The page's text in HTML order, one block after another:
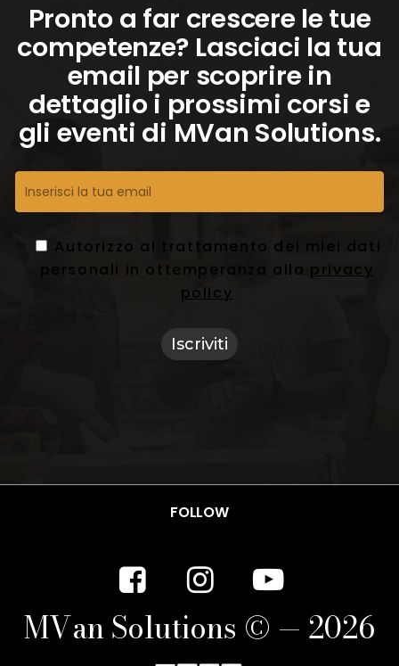
Pronto a far crescere le tue
competenze? Lasciaci la tua
email per scoprire in
dettaglio i prossimi corsi e
gli eventi di MVan Solutions.
Autorizzo al trattamento dei miei dati
personali in ottemperanza alla privacy
policy
FOLLOW
MVanSolutions © — 2026